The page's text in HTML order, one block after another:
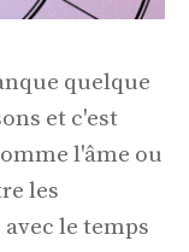
quelque
et c'est
l'âme ou
les
le temps